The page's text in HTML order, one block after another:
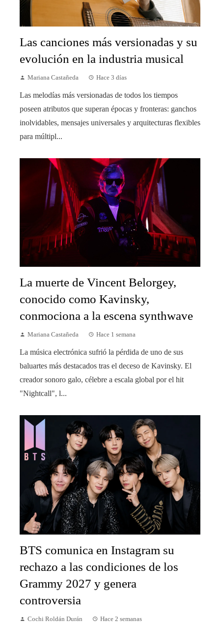
Las canciones más versionadas y su
evolución en la industria musical
Mariana Castañeda Hace 3 días
Las melodías más versionadas de todos los tiempos
poseen atributos que superan épocas y fronteras: ganchos
inolvidables, mensajes universales y arquitecturas flexibles
para múltipl...
La muerte de Vincent Belorgey,
conocido como Kavinsky,
conmociona a la escena synthwave
Mariana Castañeda Hace 1 semana
La música electrónica sufrió la pérdida de uno de sus
baluartes más destacados tras el deceso de Kavinsky. El
creador sonoro galo, célebre a escala global por el hit
"Nightcall", l...
BTS comunica en Instagram su
rechazo a las condiciones de los
Grammy 2027 y genera
controversia
Cochi Roldán Durán Hace 2 semanas